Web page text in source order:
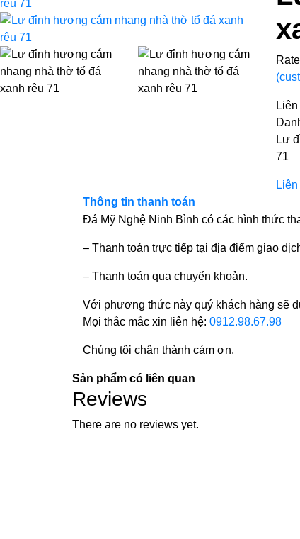
Lư
71
Thông tin thanh toán
Đá Mỹ Nghệ Ninh Bình có các hình thức
– Thanh toán trực tiếp tại địa điểm giao
– Thanh toán qua chuyển khoản.
Với phương thức này quý khách hàng sẽ
Mọi thắc mắc xin liên hệ: 0912.98.67.98
Chúng tôi chân thành cám ơn.
Sản phẩm có liên quan
Reviews
There are no reviews yet.